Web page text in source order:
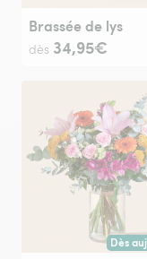
Brassée de lys
dès 34,95€
Dès